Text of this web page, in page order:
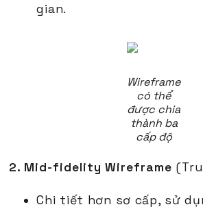
gian.
Wireframe
có thể
được chia
thành ba
cấp độ
2. Mid-fidelity Wireframe
Chi tiết hơn sơ cấp, sử